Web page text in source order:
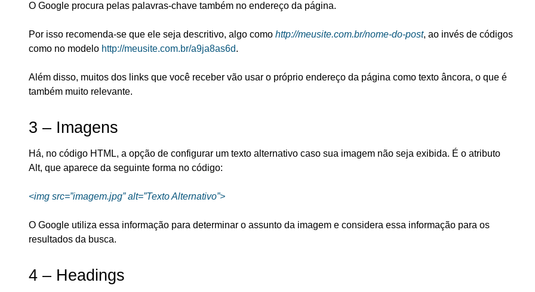
O Google procura pelas palavras-chave também no endereço da página.
Por isso recomenda-se que ele seja descritivo, algo como http://meusite.com.br/nome-do-post, ao invés de códigos
como no modelo http://meusite.com.br/a9ja8as6d.
Além disso, muitos dos links que você receber vão usar o próprio endereço da página como texto âncora, o que é
também muito relevante.
3 – Imagens
Há, no código HTML, a opção de configurar um texto alternativo caso sua imagem não seja exibida. É o atributo
Alt, que aparece da seguinte forma no código:
<img src=”imagem.jpg” alt=”Texto Alternativo”>
O Google utiliza essa informação para determinar o assunto da imagem e considera essa informação para os
resultados da busca.
4 – Headings